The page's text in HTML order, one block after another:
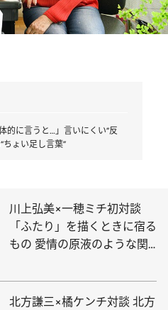
的に言うと…」言いにくい“反
ちょい足し言葉”
川上弘美×一穂ミチ初対談
「ふたり」を描くときに宿る
もの 愛情の原液のような関
北方謙三×橘ケンチ対談 北方